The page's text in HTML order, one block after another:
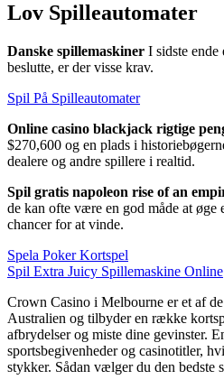
Lov Spilleautomater
Danske spillemaskiner I sidste
beslutte, er der visse krav.
Spil På Spilleautomater
Online casino blackjack rigtige
$270,600 og en plads i
dealere og andre spillere i realtid.
Spil gratis napoleon rise of an
de kan ofte være en god måde at øge
chancer for at vinde.
Spela Poker Kortspel
Spil Extra Juicy Spillemaskine Online
Crown Casino i Melbourne er et af
Australien og tilbyder en række
afbrydelser og miste dine gevinster.
sportsbegivenheder og casinotitler,
stykker. Sådan vælger du den bedste